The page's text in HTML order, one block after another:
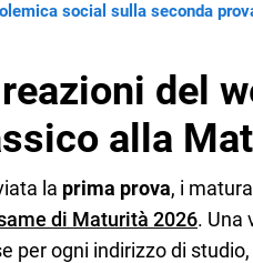
social sulla seconda
del
alla
la prima prova, i
di Maturità 2026. Una
per ogni indirizzo di